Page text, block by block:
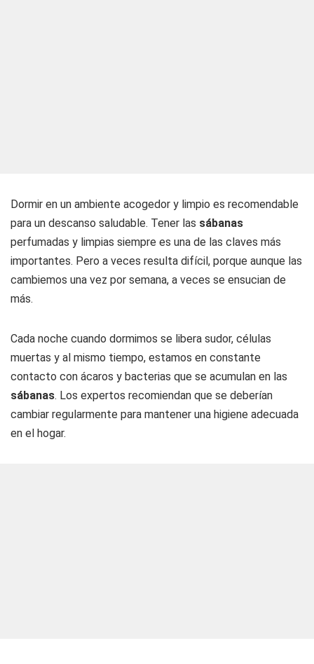
Dormir en un ambiente acogedor y limpio es recomendable
para un descanso saludable. Tener las sábanas
perfumadas y limpias siempre es una de las claves más
importantes. Pero a veces resulta difícil, porque aunque las
cambiemos una vez por semana, a veces se ensucian de
más.
Cada noche cuando dormimos se libera sudor, células
muertas y al mismo tiempo, estamos en constante
contacto con ácaros y bacterias que se acumulan en las
sábanas. Los expertos recomiendan que se deberían
cambiar regularmente para mantener una higiene adecuada
en el hogar.